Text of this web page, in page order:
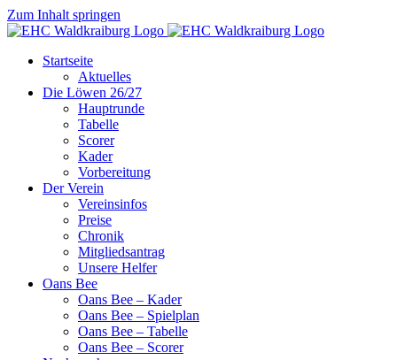
Zum Inhalt springen
Startseite
Aktuelles
Die Löwen 26/27
Hauptrunde
Tabelle
Scorer
Kader
Vorbereitung
Der Verein
Vereinsinfos
Preise
Chronik
Mitgliedsantrag
Unsere Helfer
Oans Bee
Oans Bee – Kader
Oans Bee – Spielplan
Oans Bee – Tabelle
Oans Bee – Scorer